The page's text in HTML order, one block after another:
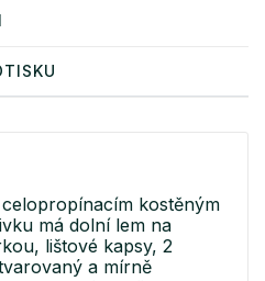
kostěným
má dolní lem na
lištové kapsy, 2
a mírně